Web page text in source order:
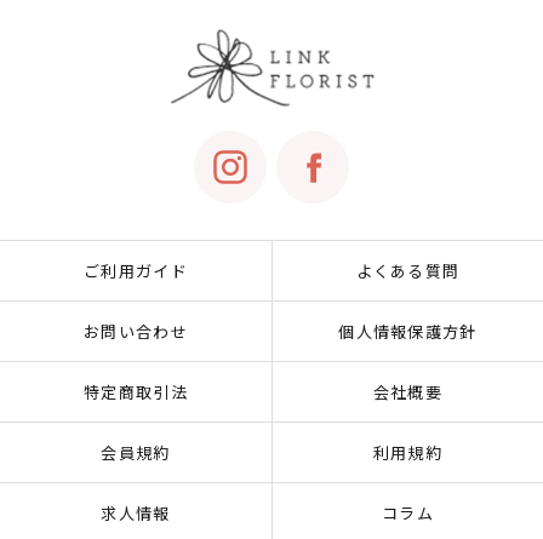
ご利用ガイド よくある質問
お問い合わせ 個人情報保護方針
特定商取引法 会社概要
会員規約 利用規約
求人情報 コラム